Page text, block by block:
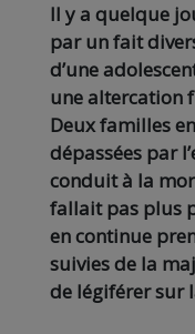
Il y a quelque
par un fait
d’une
une altercation
Deux familles
dépassées par
conduit à la
fallait pas plus
en continue
suivies de la
de légiférer sur